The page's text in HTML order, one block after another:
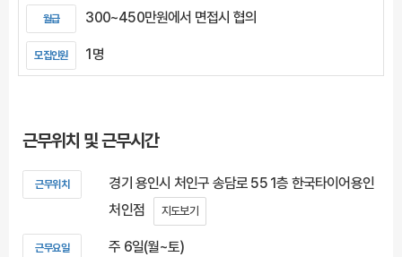
월급 300~450만원에서 면접시 협의
모집인원 1명
근무위치 및 근무시간
근무위치
경기 용인시 처인구 송담로 55 1층 한국타이어용인
처인점
지도보기
근무요일 주 6일(월~토)